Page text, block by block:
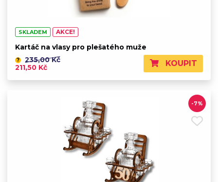
SKLADEM AKCE!
Kartáč na vlasy pro plešatého muže
?
235,00 Kč
211,50 Kč
KOUPIT
-7%